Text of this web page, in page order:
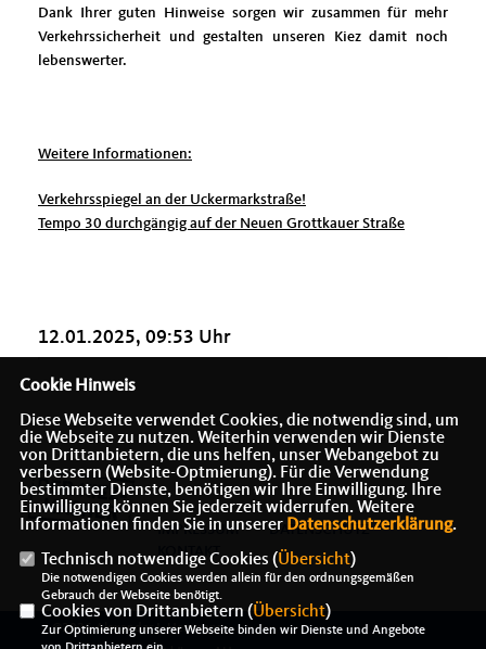
Dank Ihrer guten Hinweise sorgen wir zusammen für mehr
Verkehrssicherheit und gestalten unseren Kiez damit noch
lebenswerter.
Weitere Informationen:
Verkehrsspiegel an der Uckermarkstraße!
Tempo 30 durchgängig auf der Neuen Grottkauer Straße
12.01.2025, 09:53 Uhr
IMPRESSUM
DATENSCHUTZ
KONTAKT
@2026 Alexander J. Herrmann -
Cookie Hinweis
Diese Webseite verwendet Cookies, die notwendig sind, um
die Webseite zu nutzen. Weiterhin verwenden wir Dienste
von Drittanbietern, die uns helfen, unser Webangebot zu
verbessern (Website-Optmierung). Für die Verwendung
bestimmter Dienste, benötigen wir Ihre Einwilligung. Ihre
Einwilligung können Sie jederzeit widerrufen. Weitere
Informationen finden Sie in unserer Datenschutzerklärung.
Technisch notwendige Cookies (Übersicht)
Die notwendigen Cookies werden allein für den ordnungsgemäßen
Gebrauch der Webseite benötigt.
Cookies von Drittanbietern (Übersicht)
Zur Optimierung unserer Webseite binden wir Dienste und Angebote